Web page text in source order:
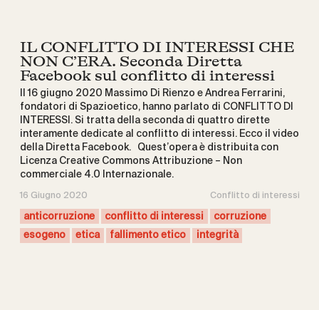
IL CONFLITTO DI INTERESSI CHE
NON C’ERA. Seconda Diretta
Facebook sul conflitto di interessi
Il 16 giugno 2020 Massimo Di Rienzo e Andrea Ferrarini,
fondatori di Spazioetico, hanno parlato di CONFLITTO DI
INTERESSI. Si tratta della seconda di quattro dirette
interamente dedicate al conflitto di interessi. Ecco il video
della Diretta Facebook. Quest’opera è distribuita con
Licenza Creative Commons Attribuzione – Non
commerciale 4.0 Internazionale.
16 Giugno 2020 Conflitto di interessi
anticorruzione conflitto di interessi
corruzione
esogeno
etica fallimento etico integrità